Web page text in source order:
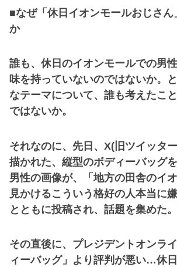
■なぜ「休日イオンモールおじさ
か
誰も、休日のイオンモールでの男
味を持っていないのではないか。
なテーマについて、誰も考えたこ
ではないか。
それなのに、先日、X(旧ツイッタ
描かれた、縦型のボディーバッグ
男性の画像が、「地方の田舎のイ
見かけるこういう格好の人本当に
とともに投稿され、話題を集めた。
その直後に、プレジデントオンラ
ィーバッグ」より評判が悪い…休